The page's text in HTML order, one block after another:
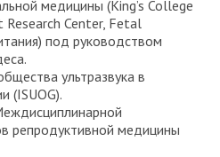
медицины (King’s College
Center, Fetal
под руководством
ультразвука в
(ISUOG).
репродуктивной медицины